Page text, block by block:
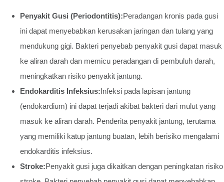
Penyakit Gusi (Periodontitis):Peradangan kronis pada gusi
ini dapat menyebabkan kerusakan jaringan dan tulang yang
mendukung gigi. Bakteri penyebab penyakit gusi dapat masuk
ke aliran darah dan memicu peradangan di pembuluh darah,
meningkatkan risiko penyakit jantung.
Endokarditis Infeksius:Infeksi pada lapisan jantung
(endokardium) ini dapat terjadi akibat bakteri dari mulut yang
masuk ke aliran darah. Penderita penyakit jantung, terutama
yang memiliki katup jantung buatan, lebih berisiko mengalami
endokarditis infeksius.
Stroke:Penyakit gusi juga dikaitkan dengan peningkatan risiko